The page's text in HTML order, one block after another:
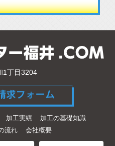
1丁目3204
加工実績
加工の基礎知識
流れ
会社概要